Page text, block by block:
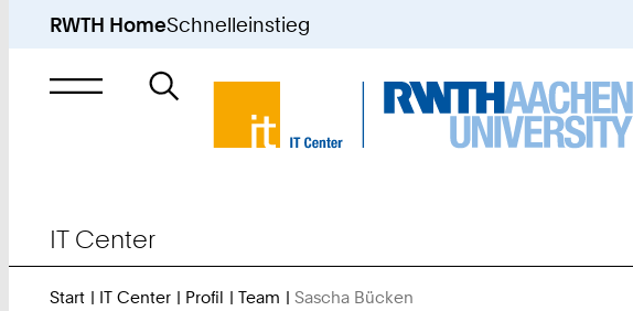
RWTH HomeSchnelleinstieg
Suche
nach
IT Center
Start IT Center Profil Team Sascha Bücken